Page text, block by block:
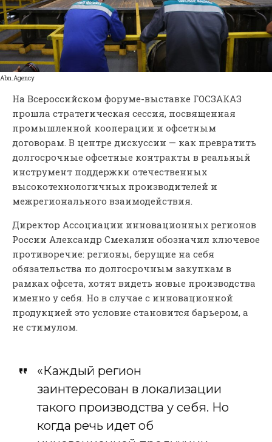
Abn.Agency
На Всероссийском форуме-выставке ГОСЗАКАЗ
прошла стратегическая сессия, посвященная
промышленной кооперации и офсетным
договорам. В центре дискуссии — как превратить
долгосрочные офсетные контракты в реальный
инструмент поддержки отечественных
высокотехнологичных производителей и
межрегионального взаимодействия.
Директор Ассоциации инновационных регионов
России Александр Смекалин обозначил ключевое
противоречие: регионы, берущие на себя
обязательства по долгосрочным закупкам в
рамках офсета, хотят видеть новые производства
именно у себя. Но в случае с инновационной
продукцией это условие становится барьером, а
не стимулом.
«Каждый регион
заинтересован в локализации
такого производства у себя. Но
когда речь идет об